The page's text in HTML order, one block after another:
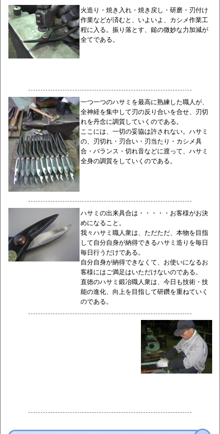
火造り・焼き入れ・焼き戻し・研磨・刃付け
作業などが済むと、いよいよ、カシメ作業工
程に入る。振り落とす、鎚の微妙な力加減が
全てである。
一つ一つのハサミを最高に熟練した職人が、
全神経を集中して刃の反り合いを合せ、刃切
れを丹念に調質していくのである。
ここには、一切の妥協は許されない。ハサミ
の、刃切れ・刃合い・刃当たり・カシメ具
合・バランス・切れ音などに渡って、ハサミ
全身の調質をしていくのである。
ハサミの出来具合は・・・・・お客様がお決
めになること。
我々ハサミ職人衆は、ただただ、本物を目指
して自分自身が納得できるハサミ造りを毎日
毎日行うだけである。
自分自身が納得できなくて、お使いになるお
客様にはご満足はいただけないのである。
直徳のハサミ鍛冶職人衆は、今日も技術・技
能の進化、向上を目指して研鑽を重ねていく
のである。